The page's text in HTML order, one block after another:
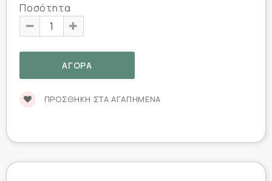
Ποσότητα
ΠΡΟΣΘΉΚΗ ΣΤΑ ΑΓΑΠΗΜΈΝΑ